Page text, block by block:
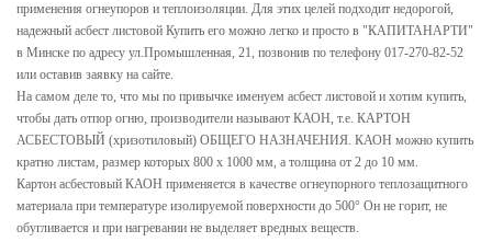
применения огнеупоров и теплоизоляции. Для этих целей подходит недорогой,
надежный асбест листовой Купить его можно легко и просто в "КАПИТАНАРТИ"
в Минске по адресу ул.Промышленная, 21, позвонив по телефону 017-270-82-52
или оставив заявку на сайте.
На самом деле то, что мы по привычке именуем асбест листовой и хотим купить,
чтобы дать отпор огню, производители называют КАОН, т.е. КАРТОН
АСБЕСТОВЫЙ (хризотиловый) ОБЩЕГО НАЗНАЧЕНИЯ. КАОН можно купить
кратно листам, размер которых 800 х 1000 мм, а толщина от 2 до 10 мм.
Картон асбестовый КАОН применяется в качестве огнеупорного теплозащитного
материала при температуре изолируемой поверхности до 500° Он не горит, не
обугливается и при нагревании не выделяет вредных веществ.